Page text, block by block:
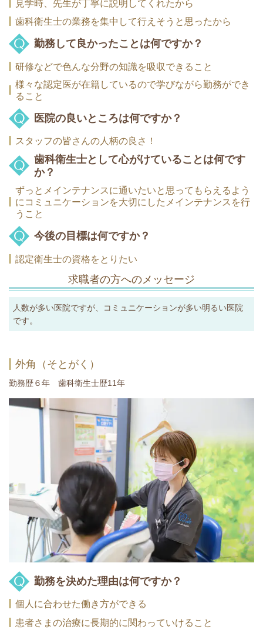
見学時、先生が丁寧に説明してくれたから
歯科衛生士の業務を集中して行えそうと思ったから
勤務して良かったことは何ですか？
研修などで色んな分野の知識を吸収できること
様々な認定医が在籍しているので学びながら勤務ができ
ること
医院の良いところは何ですか？
スタッフの皆さんの人柄の良さ！
歯科衛生士として心がけていることは何です
か？
ずっとメインテナンスに通いたいと思ってもらえるよう
にコミュニケーションを大切にしたメインテナンスを行
うこと
今後の目標は何ですか？
認定衛生士の資格をとりたい
求職者の方へのメッセージ
人数が多い医院ですが、コミュニケーションが多い明るい医院
です。
外角（そとがく）
勤務歴６年 歯科衛生士歴11年
勤務を決めた理由は何ですか？
個人に合わせた働き方ができる
患者さまの治療に長期的に関わっていけること